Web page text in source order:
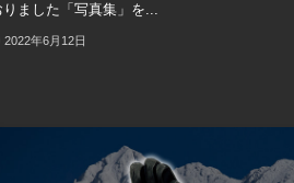
りました「写真集」を...
2022年6月12日